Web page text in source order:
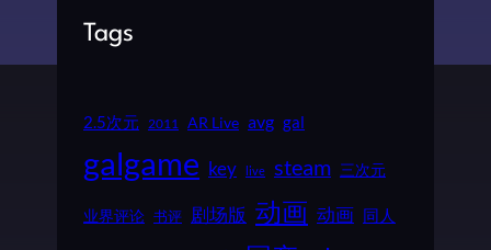
Tags
2.5次元 2011 AR Live avg gal
galgame key live steam 三次元
业界评论 书评 剧场版 动画 动画 同人